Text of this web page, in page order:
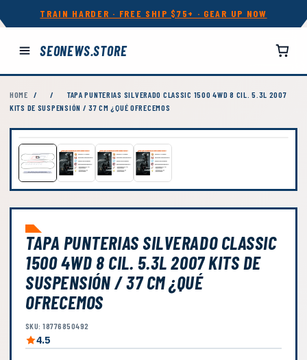
TRAIN HARDER · FREE SHIP $75+ · GEAR UP NOW
SEONEWS.STORE
HOME / /
TAPA PUNTERIAS SILVERADO CLASSIC 1500 4WD 8 CIL. 5.3L 2007
KITS DE SUSPENSIÓN / 37 CM ¿QUÉ OFRECEMOS
TAPA PUNTERIAS SILVERADO CLASSIC
1500 4WD 8 CIL. 5.3L 2007 KITS DE
SUSPENSIÓN / 37 CM ¿QUÉ
OFRECEMOS
SKU: 18776850492
4.5